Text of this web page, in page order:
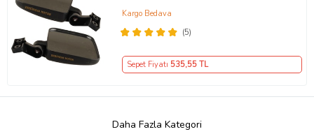
(5)
Kargo Bedava
Sepet Fiyatı 535,55 TL
Daha Fazla Kategori